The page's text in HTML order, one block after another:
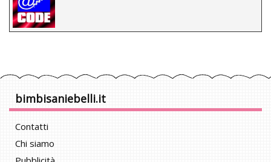
bimbisaniebelli.it
Contatti
Chi siamo